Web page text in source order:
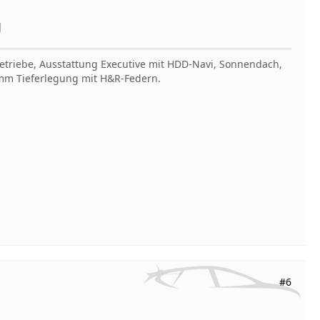
Ausstattung Executive mit HDD-Navi, Sonnendach,
Tieferlegung mit H&R-Federn.
#6